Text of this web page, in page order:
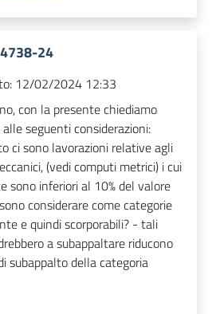
24
12/02/2024 12:33
con la presente chiediamo
seguenti considerazioni:
ci sono lavorazioni relative agli
(vedi computi metrici) i cui
sono inferiori al 10% del valore
considerare come categorie
e quindi scorporabili? - tali
a subappaltare riducono
subappalto della categoria